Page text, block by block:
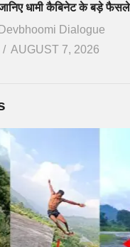
धामी कैबिनेट के बड़े फैसले
Devbhoomi Dialogue
AUGUST 7, 2026